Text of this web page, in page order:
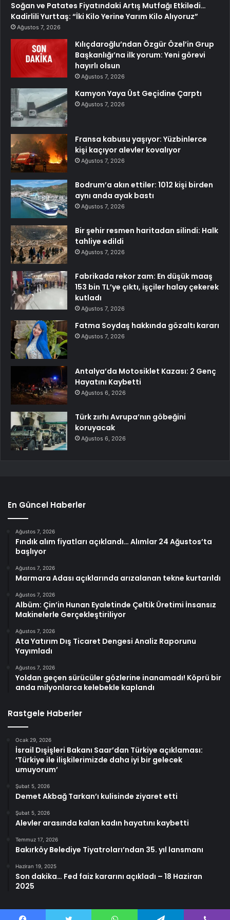
Soğan ve Patates Fiyatındaki Artış Mutfağı Etkiledi…
Kadirlili Yurttaş: “İki Kilo Yerine Yarım Kilo Alıyoruz”
Ağustos 7, 2026
Kılıçdaroğlu’ndan Özgür Özel’in Grup
Başkanlığı’na ilk yorum: Yeni görevi
hayırlı olsun
Ağustos 7, 2026
Kamyon Yaya Üst Geçidine Çarptı
Ağustos 7, 2026
Fransa kabusu yaşıyor: Yüzbinlerce
kişi kaçıyor alevler kovalıyor
Ağustos 7, 2026
Bodrum’a akın ettiler: 1012 kişi birden
aynı anda ayak bastı
Ağustos 7, 2026
Bir şehir resmen haritadan silindi: Halk
tahliye edildi
Ağustos 7, 2026
Fabrikada rekor zam: En düşük maaş
153 bin TL’ye çıktı, işçiler halay çekerek
kutladı
Ağustos 7, 2026
Fatma Soydaş hakkında gözaltı kararı
Ağustos 7, 2026
Antalya’da Motosiklet Kazası: 2 Genç
Hayatını Kaybetti
Ağustos 6, 2026
Türk zırhı Avrupa’nın göbeğini
koruyacak
Ağustos 6, 2026
En Güncel Haberler
Ağustos 7, 2026
Fındık alım fiyatları açıklandı… Alımlar 24 Ağustos’ta
başlıyor
Ağustos 7, 2026
Marmara Adası açıklarında arızalanan tekne kurtarıldı
Ağustos 7, 2026
Albüm: Çin’in Hunan Eyaletinde Çeltik Üretimi İnsansız
Makinelerle Gerçekleştiriliyor
Ağustos 7, 2026
Ata Yatırım Dış Ticaret Dengesi Analiz Raporunu
Yayımladı
Ağustos 7, 2026
Yoldan geçen sürücüler gözlerine inanamadı! Köprü bir
anda milyonlarca kelebekle kaplandı
Rastgele Haberler
Ocak 29, 2026
İsrail Dışişleri Bakanı Saar’dan Türkiye açıklaması:
‘Türkiye ile ilişkilerimizde daha iyi bir gelecek
umuyorum’
Şubat 5, 2026
Demet Akbağ Tarkan’ı kulisinde ziyaret etti
Şubat 5, 2026
Alevler arasında kalan kadın hayatını kaybetti
Temmuz 17, 2026
Bakırköy Belediye Tiyatroları’ndan 35. yıl lansmanı
Haziran 19, 2025
Son dakika… Fed faiz kararını açıkladı – 18 Haziran
2025